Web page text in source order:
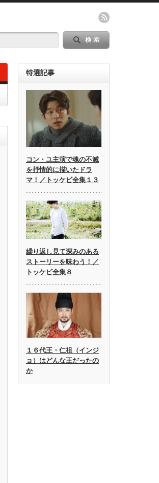
特選記事
コン・ユ主演で魂の不滅
を抒情的に描いたドラ
マ！／トッケビ全集１３
繰り返し見て深みのある
ストーリーを味わう！／
トッケビ全集８
１６代王・仁祖（インジ
ョ）はどんな王だったの
か